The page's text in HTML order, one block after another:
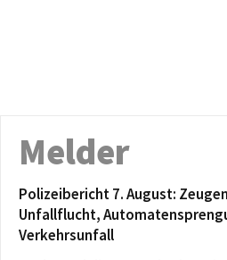
Melder
Polizeibericht 7. August:
Unfallflucht,
Verkehrsunfall